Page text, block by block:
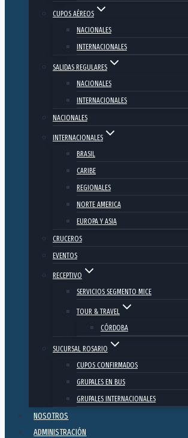
CUPOS AÉREOS
NACIONALES
INTERNACIONALES
SALIDAS REGULARES
NACIONALES
INTERNACIONALES
NACIONALES
INTERNACIONALES
BRASIL
CARIBE
REGIONALES
NORTE AMERICA
EUROPA Y ASIA
CRUCEROS
EVENTOS
RECEPTIVO
SERVICIOS SEGMENTO MICE
TOUR & TRAVEL
CÓRDOBA
SUCURSAL ROSARIO
CUPOS CONFIRMADOS
GRUPALES EN BUS
GRUPALES INTERNACIONALES
NOSOTROS
ADMINISTRACIÓN